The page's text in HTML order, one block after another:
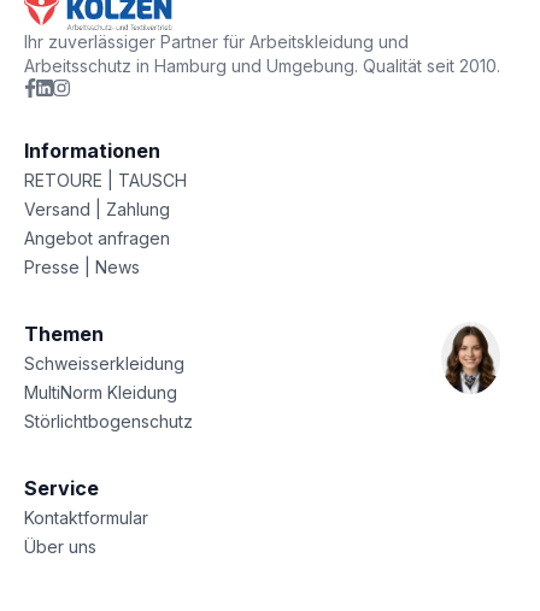
Ihr zuverlässiger Partner für Arbeitskleidung und
Arbeitsschutz in Hamburg und Umgebung. Qualität seit 2010.
Informationen
RETOURE | TAUSCH
Versand | Zahlung
Angebot anfragen
Presse | News
Themen
Schweisserkleidung
MultiNorm Kleidung
Störlichtbogenschutz
Service
Kontaktformular
Über uns